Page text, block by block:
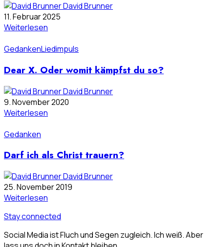
David Brunner
11. Februar 2025
Weiterlesen
GedankenLiedimpuls
Dear X. Oder womit kämpfst du so?
David Brunner
9. November 2020
Weiterlesen
Gedanken
Darf ich als Christ trauern?
David Brunner
25. November 2019
Weiterlesen
Stay connected
Social Media ist Fluch und Segen zugleich. Ich weiß. Aber